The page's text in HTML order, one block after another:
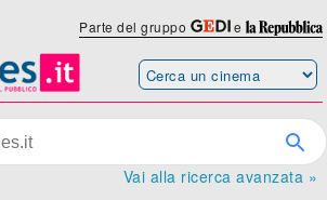
Parte del gruppo e
Vai alla ricerca avanzata »